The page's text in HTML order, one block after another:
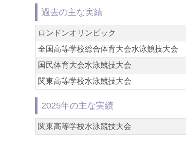
過去の主な実績
ロンドンオリンピック
全国高等学校総合体育大会水泳競技大会
国民体育大会水泳競技大会
関東高等学校水泳競技大会
2025年の主な実績
関東高等学校水泳競技大会